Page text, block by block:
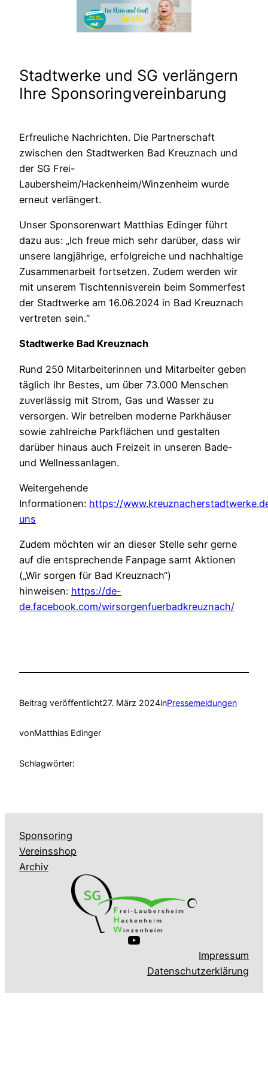
Stadtwerke und SG verlängern
Ihre Sponsoringvereinbarung
Erfreuliche Nachrichten. Die Partnerschaft
zwischen den Stadtwerken Bad Kreuznach und
der SG Frei-
Laubersheim/Hackenheim/Winzenheim wurde
erneut verlängert.
Unser Sponsorenwart Matthias Edinger führt
dazu aus: „Ich freue mich sehr darüber, dass wir
unsere langjährige, erfolgreiche und nachhaltige
Zusammenarbeit fortsetzen. Zudem werden wir
mit unserem Tischtennisverein beim Sommerfest
der Stadtwerke am 16.06.2024 in Bad Kreuznach
vertreten sein.“
Stadtwerke Bad Kreuznach
Rund 250 Mitarbeiterinnen und Mitarbeiter geben
täglich ihr Bestes, um über 73.000 Menschen
zuverlässig mit Strom, Gas und Wasser zu
versorgen. Wir betreiben moderne Parkhäuser
sowie zahlreiche Parkflächen und gestalten
darüber hinaus auch Freizeit in unseren Bade-
und Wellnessanlagen.
Weitergehende
Informationen: https://
uns
Zudem möchten wir an dieser Stelle sehr gerne
auf die entsprechende Fanpage samt Aktionen
(„Wir sorgen für Bad Kreuznach“)
hinweisen: https://de-
de.facebook.com/wirsorgenfuerbadkreuznach/
Beitrag veröffentlicht27. März 2024inPressemeldungen
vonMatthias Edinger
Schlagwörter:
Sponsoring
Vereinsshop
Archiv
YouTube
Impressum
Datenschutzerklärung